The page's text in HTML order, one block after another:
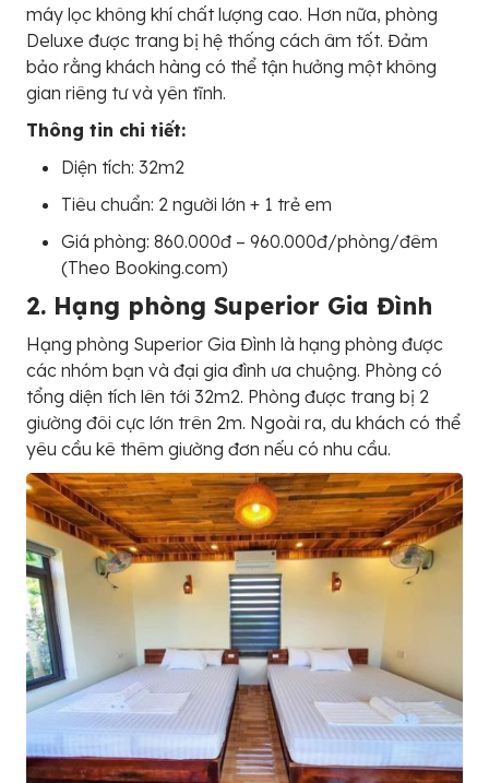
máy lọc không khí chất lượng cao. Hơn nữa, phòng
Deluxe được trang bị hệ thống cách âm tốt. Đảm
bảo rằng khách hàng có thể tận hưởng một không
gian riêng tư và yên tĩnh.
Thông tin chi tiết:
Diện tích: 32m2
Tiêu chuẩn: 2 người lớn + 1 trẻ em
Giá phòng: 860.000đ – 960.000đ/phòng/đêm
(Theo Booking.com)
2. Hạng phòng Superior Gia Đình
Hạng phòng Superior Gia Đình là hạng phòng được
các nhóm bạn và đại gia đình ưa chuộng. Phòng có
tổng diện tích lên tới 32m2. Phòng được trang bị 2
giường đôi cực lớn trên 2m. Ngoài ra, du khách có thể
yêu cầu kê thêm giường đơn nếu có nhu cầu.